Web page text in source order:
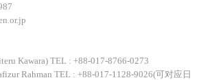
Kawara) TEL : +88-017-8766-0273
Rahman TEL : +88-017-1128-9026(可对应日